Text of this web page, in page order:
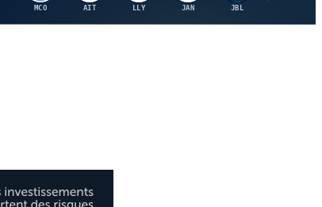
MCO AIT LLY JAN JBL